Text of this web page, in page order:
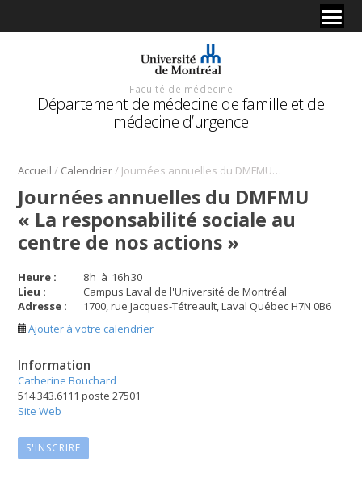
Faculté de médecine
Département de médecine de famille et de
médecine d’urgence
Accueil / Calendrier/ Journées annuelles du DMFMU « La responsabilité sociale au centre de nos actions »
Journées annuelles du DMFMU
« La responsabilité sociale au
centre de nos actions »
Heure : 8h à 16h30
Lieu :
Campus Laval de l'Université de Montréal
Adresse :
1700, rue Jacques-Tétreault, Laval Québec H7N 0B6
Ajouter à votre calendrier
Information
Catherine Bouchard
514.343.6111 poste 27501
Site Web
S'INSCRIRE